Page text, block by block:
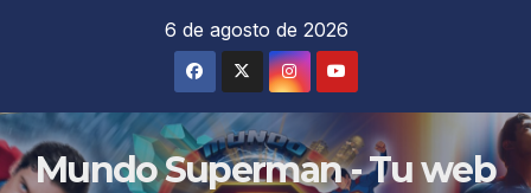
6 de agosto de 2026
Mundo Superman - Tu web